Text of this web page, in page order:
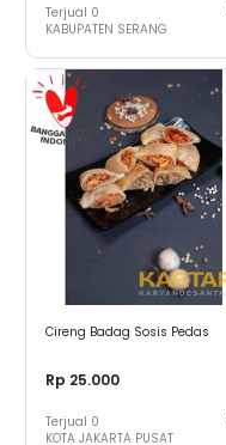
Terjual 0
KABUPATEN SERANG
Cireng Badag Sosis Pedas
Rp 25.000
Terjual 0
KOTA JAKARTA PUSAT